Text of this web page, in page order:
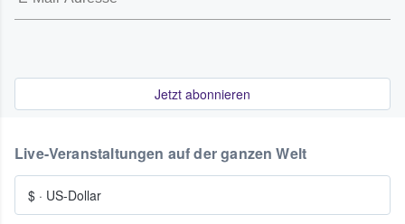
Jetzt abonnieren
Live-Veranstaltungen auf der ganzen Welt
$ · US-Dollar